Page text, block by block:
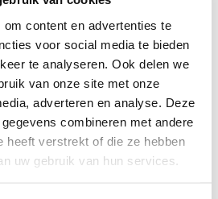
content en advertenties te
voor social media te bieden
te analyseren. Ook delen we
van onze site met onze
adverteren en analyse. Deze
combineren met andere
heeft verstrekt of die ze hebben
uw gebruik van hun services.